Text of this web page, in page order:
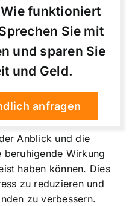
funktioniert
Sie mit
und sparen Sie
und Geld.
anfragen
Anblick und die
beruhigende Wirkung
haben können. Dies
zu reduzieren und
zu verbessern.